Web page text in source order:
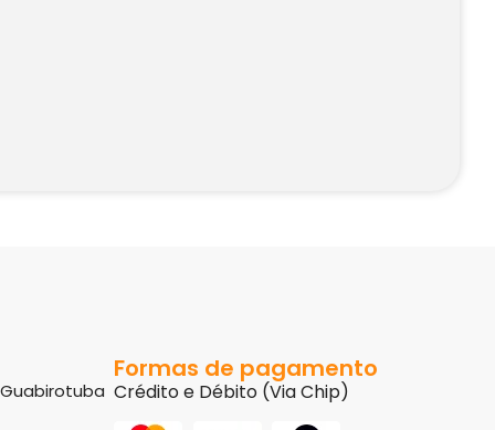
Guabirotuba
Formas de pagamento
Crédito e Débito (Via Chip)